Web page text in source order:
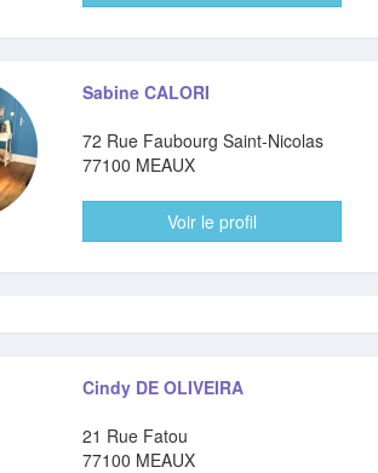
Sabine CALORI
72 Rue Faubourg Saint-Nicolas
77100 MEAUX
Voir le profil
Cindy DE OLIVEIRA
21 Rue Fatou
77100 MEAUX